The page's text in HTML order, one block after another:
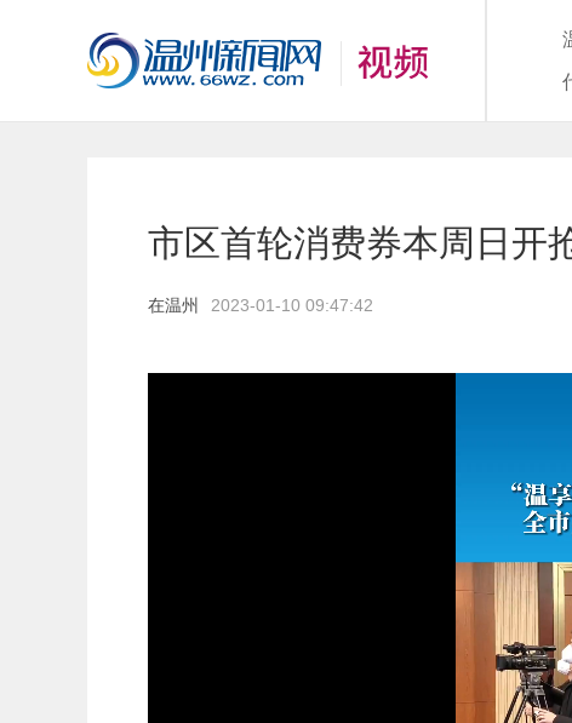
市区首轮消费券本周日开
在温州 2023-01-10 09:47:42